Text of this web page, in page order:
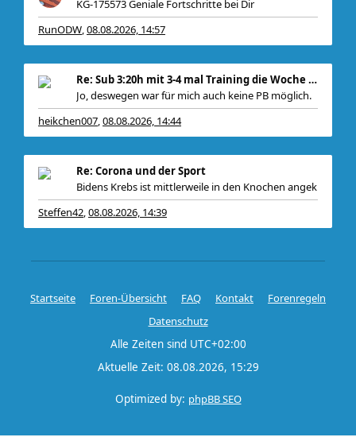
KG-175573 Geniale Fortschritte bei Dir
, zudem
RunODW,08.08.2026, 14:57
Re: Sub 3:20h mit 3-4 mal Training die Woche machb
Jo, deswegen war für mich auch keine PB möglich.
heikchen007,08.08.2026, 14:44
Re: Corona und der Sport
Bidens Krebs ist mittlerweile in den Knochen angek
Steffen42,08.08.2026, 14:39
Startseite Foren-Übersicht FAQ Kontakt
Forenregeln
Datenschutz
Alle Zeiten sind UTC+02:00
Aktuelle Zeit: 08.08.2026, 15:29
Optimized by: phpBB SEO